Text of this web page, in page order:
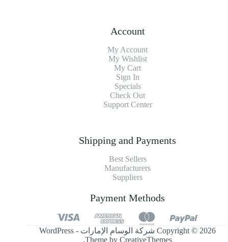
Account
My Account
My Wishlist
My Cart
Sign In
Specials
Check Out
Support Center
Shipping and Payments
Best Sellers
Manufacturers
Suppliers
Payment Methods
Copyright © 2026 شركة الوسام الإمارات - WordPress
Theme byCreativeThemes
.